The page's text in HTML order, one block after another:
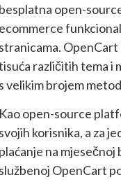
open-
različitih tema i
velikim brojem
open-source
korisnika, a za
na mjesečnoj
OpenCart